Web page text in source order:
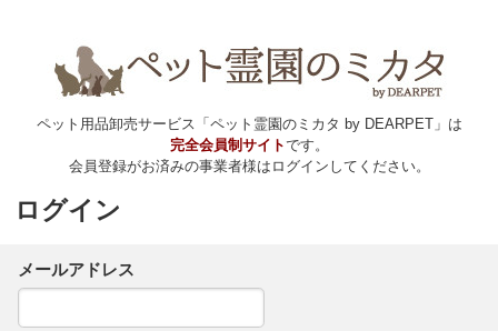
ペット用品卸売サービス「ペット霊園のミカタ by DEARPET」は
完全会員制サイトです。
会員登録がお済みの事業者様はログインしてください。
ログイン
メールアドレス